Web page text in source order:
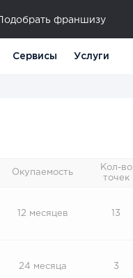
Подобрать франшизу
Сервисы Услуги
Окупаемость
Кол-во
точек
12 месяцев 13
24 месяца 3